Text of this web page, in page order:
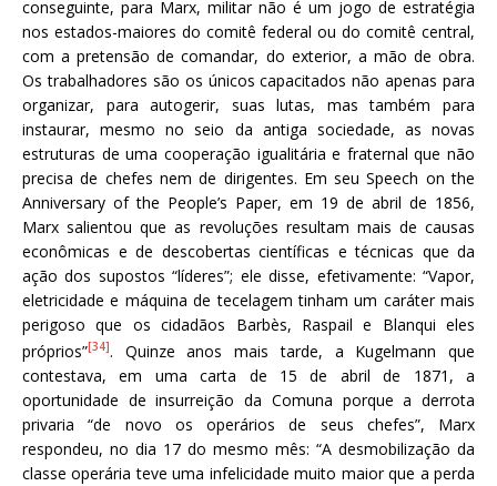
conseguinte, para Marx, militar não é um jogo de estratégia
nos estados-maiores do comitê federal ou do comitê central,
com a pretensão de comandar, do exterior, a mão de obra.
Os trabalhadores são os únicos capacitados não apenas para
organizar, para autogerir, suas lutas, mas também para
instaurar, mesmo no seio da antiga sociedade, as novas
estruturas de uma cooperação igualitária e fraternal que não
precisa de chefes nem de dirigentes. Em seu Speech on the
Anniversary of the People’s Paper, em 19 de abril de 1856,
Marx salientou que as revoluções resultam mais de causas
econômicas e de descobertas científicas e técnicas que da
ação dos supostos “líderes”; ele disse, efetivamente: “Vapor,
eletricidade e máquina de tecelagem tinham um caráter mais
perigoso que os cidadãos Barbès, Raspail e Blanqui eles
próprios”[34]. Quinze anos mais tarde, a Kugelmann que
contestava, em uma carta de 15 de abril de 1871, a
oportunidade de insurreição da Comuna porque a derrota
privaria “de novo os operários de seus chefes”, Marx
respondeu, no dia 17 do mesmo mês: “A desmobilização da
classe operária teve uma infelicidade muito maior que a perda